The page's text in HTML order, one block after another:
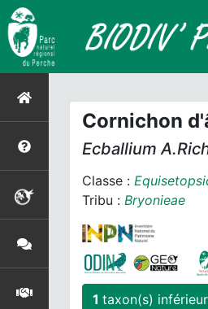
Cornichon
Ecballium
Classe :
Tribu : Bryonieae
1